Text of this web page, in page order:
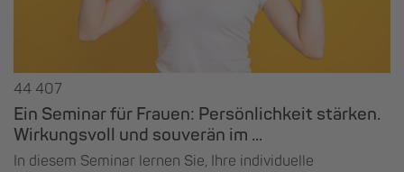
44 407
Ein Seminar für Frauen: Persönlichkeit stärken.
Wirkungsvoll und souverän im ...
In diesem Seminar lernen Sie, Ihre individuelle